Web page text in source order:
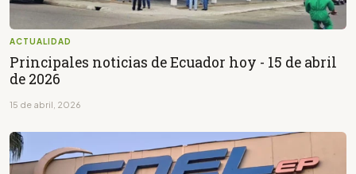
ACTUALIDAD
Principales noticias de Ecuador hoy - 15 de abril
de 2026
15 de abril, 2026